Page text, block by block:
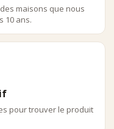
maisons que nous
10 ans.
pour trouver le produit